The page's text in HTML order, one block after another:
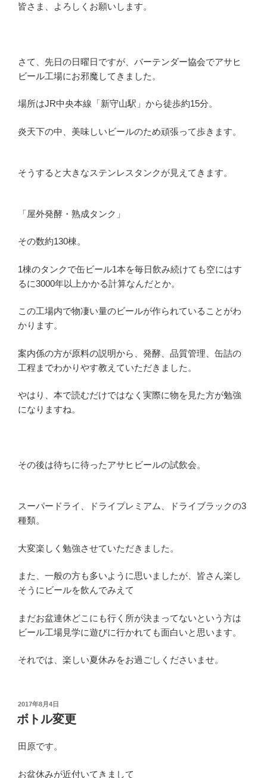
皆さま、よろしくお願いします。
さて、先日の日曜日ですが、バーテンダー協会でアサヒ
ビール工場にお邪魔してきました。
場所はJR中央本線「新守山駅」から徒歩約15分。
炎天下の中、美味しいビールのため頑張って歩きます。
そうすると大きなステンレスタンクが見えてきます。
「屋外発酵・熟成タンク」
その数約130棟。
1棟のタンクで缶ビール1本を毎日飲み続けても空にはす
るに3000年以上かかる計算なんだとか。
この工場内で物凄い量のビールが作られていることがわ
かります。
案内係の方が原料の説明から、発酵、品質管理、缶詰の
工程までわかりやす教えていただきました。
やはり、本で読むだけではなく実際に物を見た方が勉強
になりますね。
その後は待ちに待ったアサヒビールの試飲会。
スーパードライ、ドライプレミアム、ドライブラックの3
種類。
大変楽しく勉強させていただきました。
また、一般の方も多いように思いましたが、皆さん楽し
そうにビールを飲んでみえて
まだお盆連休どこにも行く所が決まってないという方は
ビール工場見学に遊びに行かれても面白いと思います。
それでは、楽しい夏休みをお過ごしくださいませ。
投
稿
日:
2017年8月4日
ボトル変更
田原です。
お盆休みが近付いてきまして